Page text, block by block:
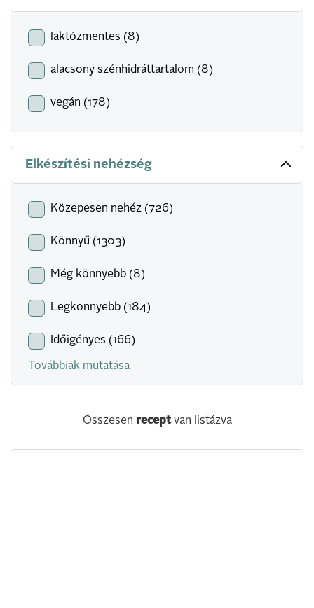
laktózmentes (8)
alacsony szénhidráttartalom (8)
vegán (178)
Elkészítési nehézség
Közepesen nehéz (726)
Könnyű (1303)
Még könnyebb (8)
Legkönnyebb (184)
Időigényes (166)
Továbbiak mutatása
Összesen receptvan listázva